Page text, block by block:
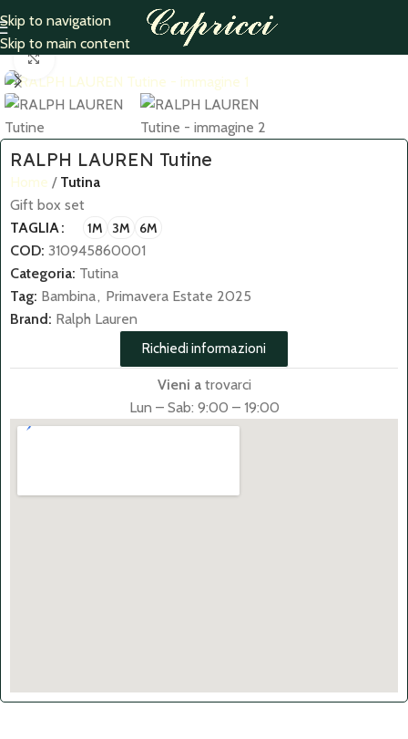
Skip to navigation
Skip to main content
Home Tutina
Click to enlarge
RALPH LAUREN Tutine
Home
Tutina
Gift box set
TAGLIA
1M 3M 6M
COD: 310945860001
Categoria: Tutina
Tag: Bambina, Primavera Estate 2025
Brand: Ralph Lauren
Richiedi informazioni
Vieni atrovarci
Lun – Sab: 9:00 – 19:00